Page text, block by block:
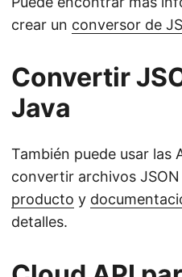
crear un conversor de
Convertir
Java
También puede usar las
convertir archivos JSON
producto y
detalles.